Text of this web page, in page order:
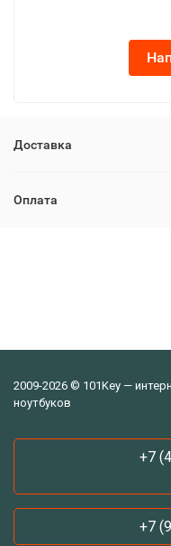
Доставка
Оплата
2009-2026 © 101Key —
ноутбуков
+7
+7